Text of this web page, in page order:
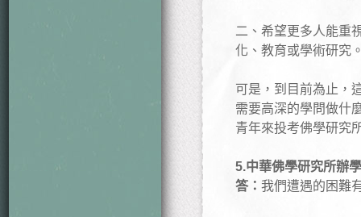
二、希望更多人能重
化、教育或學術研究
可是，到目前為止，
需要高深的學問做什
青年來投考佛學研究
5.中華佛學研究所辦
答： 我們遭遇的困難